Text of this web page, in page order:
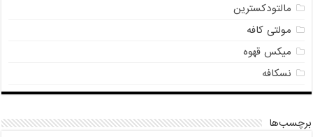
مالتودکسترین
مولتی کافه
میکس قهوه
نسکافه
برچسب‌ها